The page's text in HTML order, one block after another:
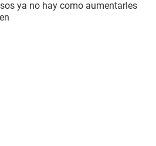
ya no hay como aumentarles